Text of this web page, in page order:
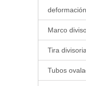
deformación
Marco
Tira
Tubos